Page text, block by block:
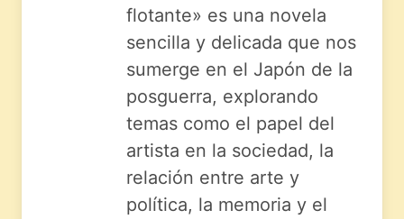
flotante» es una novela
sencilla y delicada que nos
sumerge en el Japón de la
posguerra, explorando
temas como el papel del
artista en la sociedad, la
relación entre arte y
política, la memoria y el